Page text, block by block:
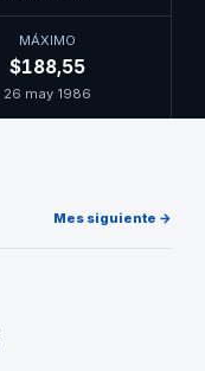
MÁXIMO
$188,55
26 may 1986
Mes siguiente →